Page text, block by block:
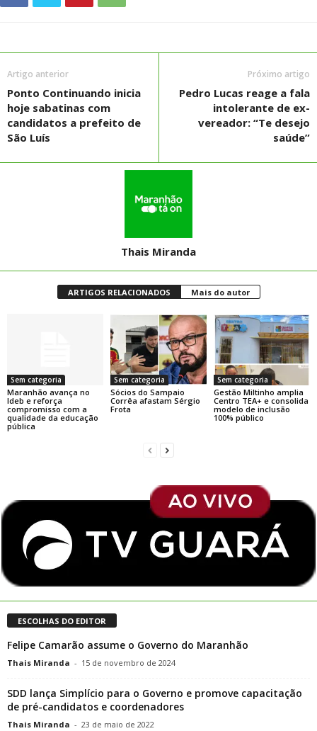
Artigo anterior
Ponto Continuando inicia
hoje sabatinas com
candidatos a prefeito de
São Luís
Próximo artigo
Pedro Lucas reage a fala
intolerante de ex-
vereador: “Te desejo
saúde”
Thais Miranda
ARTIGOS RELACIONADOS Mais do autor
Sem categoria
Maranhão avança no
Ideb e reforça
compromisso com a
qualidade da educação
pública
Sem categoria
Sócios do Sampaio
Corrêa afastam Sérgio
Frota
Sem categoria
Gestão Miltinho amplia
Centro TEA+ e consolida
modelo de inclusão
100% público
ESCOLHAS DO EDITOR
Felipe Camarão assume o Governo do Maranhão
Thais Miranda - 15 de novembro de 2024
SDD lança Simplício para o Governo e promove capacitação
de pré-candidatos e coordenadores
Thais Miranda - 23 de maio de 2022